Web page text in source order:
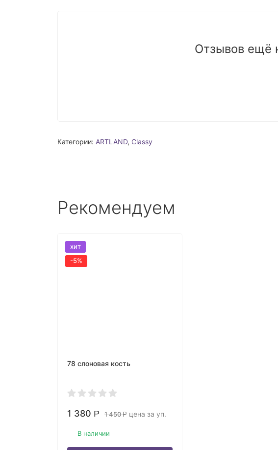
Отзывов ещё
Категории: ARTLAND, Classy
Рекомендуем
хит
-5%
78 слоновая кость
1 380 Р 1 450Р цена за уп.
В наличии